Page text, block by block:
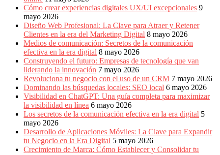
Cómo crear experiencias digitales UX/UI excepcionales 9
mayo 2026
Diseño Web Profesional: La Clave para Atraer y Retener
Clientes en la era del Marketing Digital 8 mayo 2026
Medios de comunicación: Secretos de la comunicación
efectiva en la era digital 8 mayo 2026
Construyendo el futuro: Empresas de tecnología que van
liderando la innovación 7 mayo 2026
Revoluciona tu negocio con el uso de un CRM 7 mayo 2026
Dominando las búsquedas locales: SEO local 6 mayo 2026
Visibilidad en ChatGPT: Una guía completa para maximizar
la visibilidad en línea 6 mayo 2026
Los secretos de la comunicación efectiva en la era digital 5
mayo 2026
Desarrollo de Aplicaciones Móviles: La Clave para Expandir
tu Negocio en la Era Digital 5 mayo 2026
Crecimiento de Marca: Cómo Establecer y Consolidar tu